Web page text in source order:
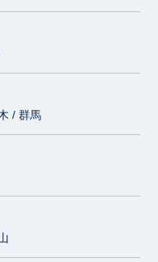
/ 群馬